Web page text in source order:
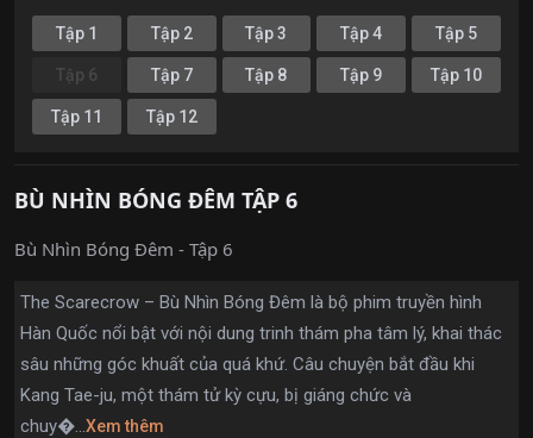
Tập 1 Tập 2 Tập 3 Tập 4 Tập 5
Tập 6 Tập 7 Tập 8 Tập 9 Tập 10
Tập 11 Tập 12
BÙ NHÌN BÓNG ĐÊM TẬP 6
Bù Nhìn Bóng Đêm - Tập 6
The Scarecrow – Bù Nhìn Bóng Đêm là bộ phim truyền hình
Hàn Quốc nổi bật với nội dung trinh thám pha tâm lý, khai thác
sâu những góc khuất của quá khứ. Câu chuyện bắt đầu khi
Kang Tae-ju, một thám tử kỳ cựu, bị giáng chức và
chuy�...Xem thêm